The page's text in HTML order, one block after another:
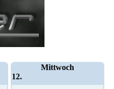
Mittwoch
12.